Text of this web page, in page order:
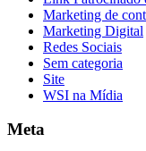
Marketing de
Marketing Digital
Redes Sociais
Sem categoria
Site
WSI na Mídia
Meta